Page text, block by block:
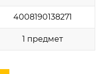
4008190138271
1 предмет